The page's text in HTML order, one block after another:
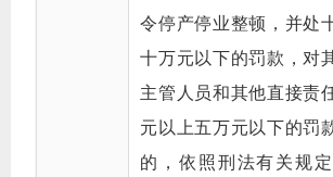
令停产停业整顿，并处
十万元以下的罚款，对
主管人员和其他直接责
元以上五万元以下的罚
的，依照刑法有关规